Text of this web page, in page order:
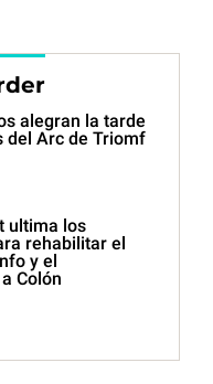
alegran la tarde
del Arc de Triomf
ultima los
rehabilitar el
y el
Colón